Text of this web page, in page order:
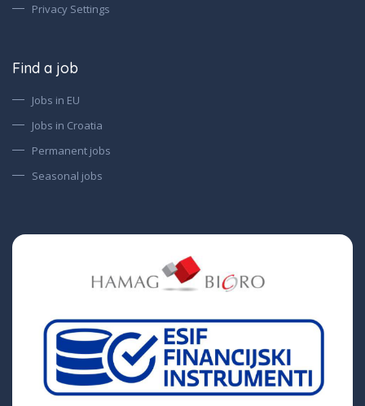
Privacy Settings
Find a job
Jobs in EU
Jobs in Croatia
Permanent jobs
Seasonal jobs